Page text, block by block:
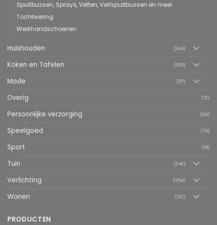
Spuitbussen, Sprays, Vetten, Verfspuitbussen en meer
Tochtwering
Werkhandschoenen
Huishouden (244)
Koken en Tafelen (265)
Mode (57)
Overig (72)
Persoonlijke verzorging (64)
Speelgoed (76)
Sport (18)
Tuin (342)
Verlichting (354)
Wonen (312)
PRODUCTEN